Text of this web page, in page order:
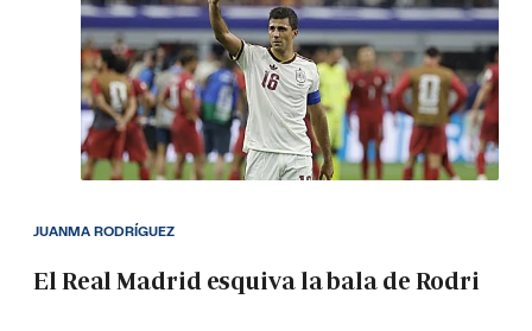
El Real Madrid esquiva la bala de Rodri
JUANMA RODRÍGUEZ